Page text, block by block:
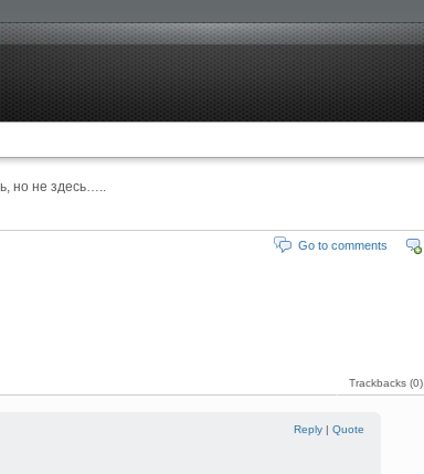
но не здесь…..
Go to comments
Trackbacks (0)
Reply | Quote